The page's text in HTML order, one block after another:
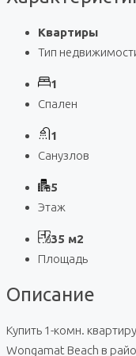
Квартиры
Тип
1
Спален
1
Санузлов
5
Этаж
35 м2
Площадь
Описание
Купить 1-комн.
Wongamat Beach в